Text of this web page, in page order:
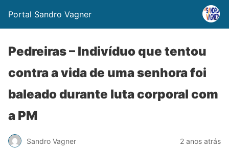
Portal Sandro Vagner
Pedreiras – Indivíduo que tentou
contra a vida de uma senhora foi
baleado durante luta corporal com
a PM
Sandro Vagner 2 anos atrás